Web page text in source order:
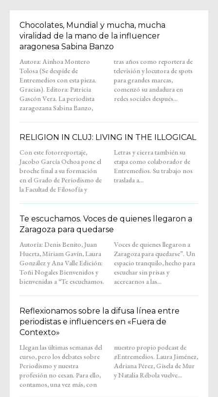
Chocolates, Mundial y mucha, mucha
viralidad de la mano de la influencer
aragonesa Sabina Banzo
Autora: Ainhoa Montero
Tolosa (Se despide de
Entremedios con esta pieza.
Gracias). Editora: Patricia
Gascón Vera. La periodista
zaragozana Sabina Banzo,
tras años como reportera de
televisión y locutora de spots
para grandes marcas,
comenzó su andadura en
redes sociales después...
RELIGION IN CLUJ: LIVING IN THE ILLOGICAL
Con este fotorreportaje,
Jacobo García Ochoa pone el
broche final a su formación
en el Grado de Periodismo de
la Facultad de Filosofía y
Letras y cierra también su
etapa como colaborador de
Entremedios. Su trabajo nos
traslada a...
Te escuchamos. Voces de quienes llegaron a
Zaragoza para quedarse
Autoría: Denis Benito, Juan
Huerta, Miriam Gavín, Laura
González y Ana Valle Edición:
Toñi Nogales Bienvenidos y
bienvenidas a “Te escuchamos.
Voces de quienes llegaron a
Zaragoza para quedarse”. Un
espacio tranquilo, hecho para
escuchar sin prisas y
acercarnos a las...
Reflexionamos sobre la difusa línea entre
periodistas e influencers en «Fuera de
Contexto»
Llegan las últimas semanas del
curso, pero los debates sobre
Periodismo y nuestra
profesión no cesan. Para ello,
contamos, una vez más, con
nuestro propio podcast de
#Entremedios. Laura Jiménez,
Adriana Pérez, Gisela de Mur
y Natalia Rébola vuelve...